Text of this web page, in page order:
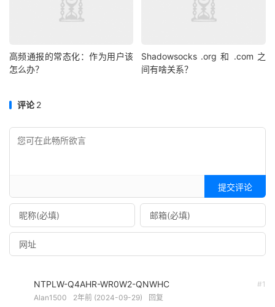
高频通报的常态化：作为用户该
怎么办？
Shadowsocks .org 和 .com 之
间有啥关系？
评论2
提交评论
#1
NTPLW-Q4AHR-WR0W2-QNWHC
Alan1500 2年前 (2024-09-29) 回复